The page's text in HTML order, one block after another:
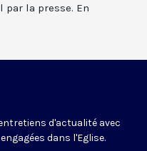
par la presse. En
d'actualité avec
dans l'Eglise.